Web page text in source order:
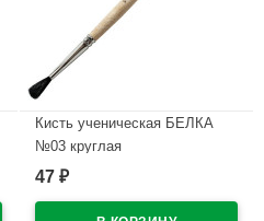
Кисть ученическая БЕЛКА
№03 круглая
В наличии
47 ₽